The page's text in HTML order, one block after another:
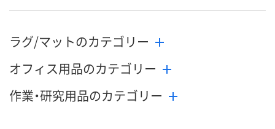
ラグ/マットのカテゴリー
オフィス用品のカテゴリー
作業・研究用品のカテゴリー